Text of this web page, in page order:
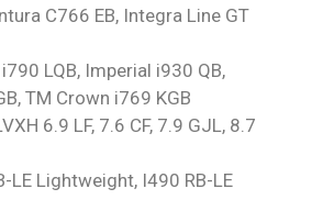
C766 EB, Integra Line GT
LQB, Imperial i930 QB,
TM Crown i769 KGB
6.9 LF, 7.6 CF, 7.9 GJL, 8.7
LE Lightweight, I490 RB-LE